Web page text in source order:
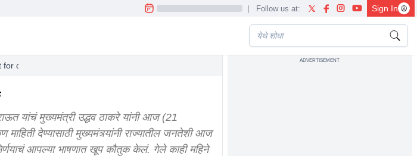
| Follow us at: Sign In
canceling his sons wedding
राऊत यांचं मुख्यमंत्री उद्धव ठाकरे यांनी आज (21
देण्यासाठी मुख्यमंत्र्यांनी राज्यातील जनतेशी आज
आपल्या भाषणात खूप कौतुक केलं. गेले काही महिने
ADVERTISEMENT